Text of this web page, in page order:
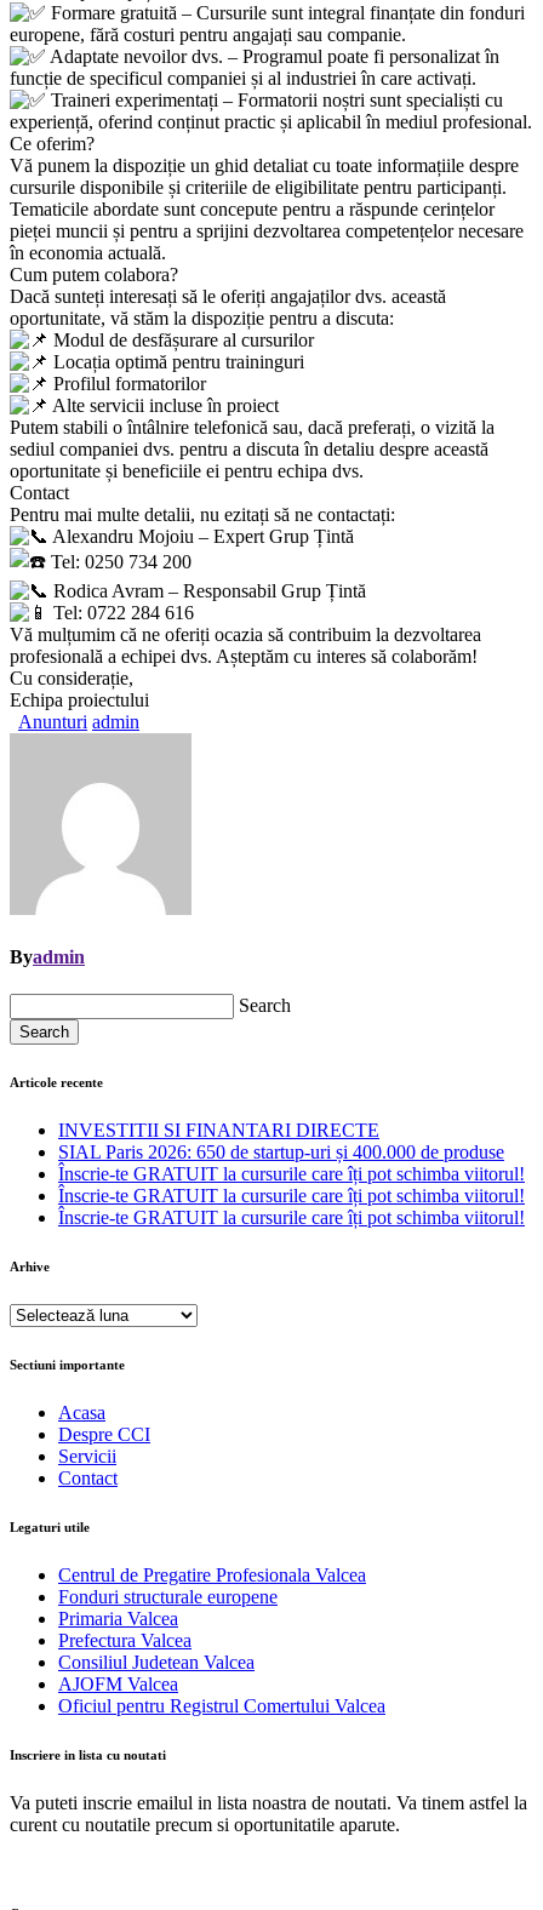
Formare gratuită – Cursurile sunt integral finanțate din fonduri
europene, fără costuri pentru angajați sau companie.
Adaptate nevoilor dvs. – Programul poate fi personalizat în
funcție de specificul companiei și al industriei în care activați.
Traineri experimentați – Formatorii noștri sunt specialiști cu
experiență, oferind conținut practic și aplicabil în mediul profesional.
Ce oferim?
Vă punem la dispoziție un ghid detaliat cu toate informațiile despre
cursurile disponibile și criteriile de eligibilitate pentru participanți.
Tematicile abordate sunt concepute pentru a răspunde cerințelor
pieței muncii și pentru a sprijini dezvoltarea competențelor necesare
în economia actuală.
Cum putem colabora?
Dacă sunteți interesați să le oferiți angajaților dvs. această
oportunitate, vă stăm la dispoziție pentru a discuta:
Modul de desfășurare al cursurilor
Locația optimă pentru traininguri
Profilul formatorilor
Alte servicii incluse în proiect
Putem stabili o întâlnire telefonică sau, dacă preferați, o vizită la
sediul companiei dvs. pentru a discuta în detaliu despre această
oportunitate și beneficiile ei pentru echipa dvs.
Contact
Pentru mai multe detalii, nu ezitați să ne contactați:
Alexandru Mojoiu – Expert Grup Țintă
Tel: 0250 734 200
Rodica Avram – Responsabil Grup Țintă
Tel: 0722 284 616
Vă mulțumim că ne oferiți ocazia să contribuim la dezvoltarea
profesională a echipei dvs. Așteptăm cu interes să colaborăm!
Cu considerație,
Echipa proiectului
Anunturi admin
Byadmin
Search
Search
Articole recente
INVESTITII SI FINANTARI DIRECTE
SIAL Paris 2026: 650 de startup-uri și 400.000 de produse
Înscrie-te GRATUIT la cursurile care îți pot schimba viitorul!
Înscrie-te GRATUIT la cursurile care îți pot schimba viitorul!
Înscrie-te GRATUIT la cursurile care îți pot schimba viitorul!
Arhive
Arhive
Sectiuni importante
Acasa
Despre CCI
Servicii
Contact
Legaturi utile
Centrul de Pregatire Profesionala Valcea
Fonduri structurale europene
Primaria Valcea
Prefectura Valcea
Consiliul Judetean Valcea
AJOFM Valcea
Oficiul pentru Registrul Comertului Valcea
Inscriere in lista cu noutati
Va puteti inscrie emailul in lista noastra de noutati. Va tinem astfel la
curent cu noutatile precum si oportunitatile aparute.